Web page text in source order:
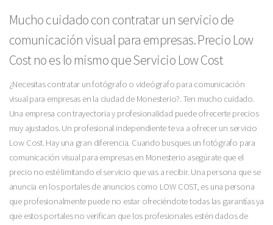
Mucho cuidado con contratar un servicio de
comunicación visual para empresas. Precio Low
Cost no es lo mismo que Servicio Low Cost
¿Necesitas contratar un fotógrafo o videógrafo para comunicación
visual para empresas en la ciudad de Monesterio?. Ten mucho cuidado.
Una empresa con trayectoria y profesionalidad puede ofrecerte precios
muy ajustados. Un profesional independiente te va a ofrecer un servicio
Low Cost. Hay una gran diferencia. Cuando busques un fotógrafo para
comunicación visual para empresas en Monesterio asegúrate que el
precio no esté limitando el servicio que vas a recibir. Una persona que se
anuncia en los portales de anuncios como LOW COST, es una persona
que profesionalmente puede no estar ofreciéndote todas las garantías ya
que estos portales no verifican que los profesionales estén dados de